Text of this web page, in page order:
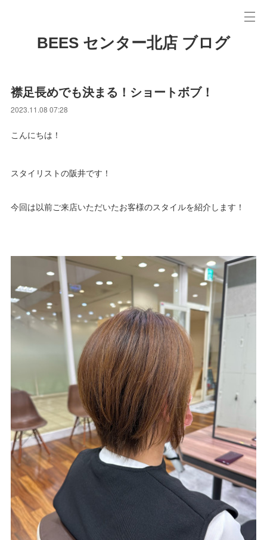
BEES センター北店 ブログ
襟足長めでも決まる！ショートボブ！
2023.11.08 07:28
こんにちは！
スタイリストの阪井です！
今回は以前ご来店いただいたお客様のスタイルを紹介します！